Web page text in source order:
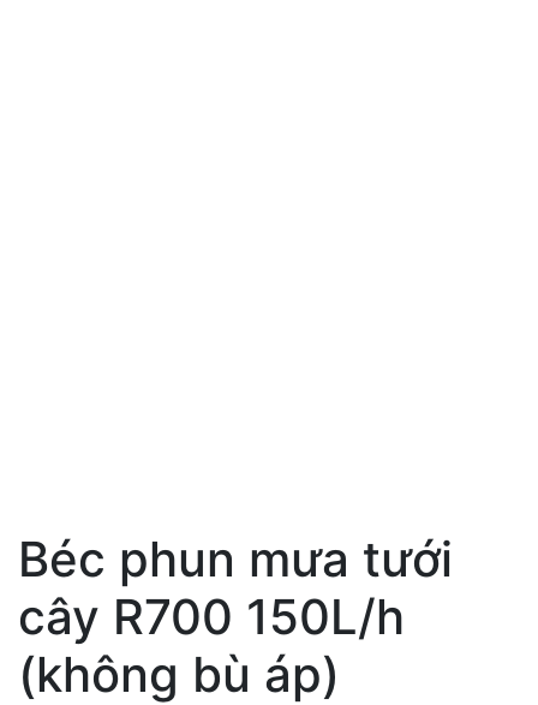
Béc phun mưa tưới
cây R700 150L/h
(không bù áp)